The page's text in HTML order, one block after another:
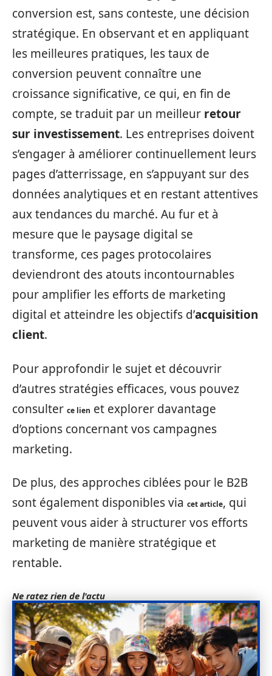
conversion est, sans conteste, une décision
stratégique. En observant et en appliquant
les meilleures pratiques, les taux de
conversion peuvent connaître une
croissance significative, ce qui, en fin de
compte, se traduit par un meilleur retour
sur investissement. Les entreprises doivent
s’engager à améliorer continuellement leurs
pages d’atterrissage, en s’appuyant sur des
données analytiques et en restant attentives
aux tendances du marché. Au fur et à
mesure que le paysage digital se
transforme, ces pages protocolaires
deviendront des atouts incontournables
pour amplifier les efforts de marketing
digital et atteindre les objectifs d’acquisition
client.
Pour approfondir le sujet et découvrir
d’autres stratégies efficaces, vous pouvez
consulter ce lien et explorer davantage
d’options concernant vos campagnes
marketing.
De plus, des approches ciblées pour le B2B
sont également disponibles via cet article, qui
peuvent vous aider à structurer vos efforts
marketing de manière stratégique et
rentable.
Ne ratez rien de l'actu